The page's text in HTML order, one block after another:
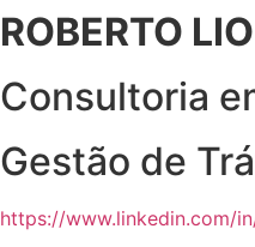
ROBERTO
Consultoria
Gestão de
https://www.linkedin.com/